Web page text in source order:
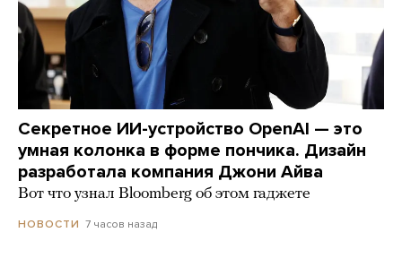
Секретное ИИ-устройство OpenAI — это
умная колонка в форме пончика. Дизайн
разработала компания Джони Айва
Вот что узнал Bloomberg об этом гаджете
НОВОСТИ 7 часов назад